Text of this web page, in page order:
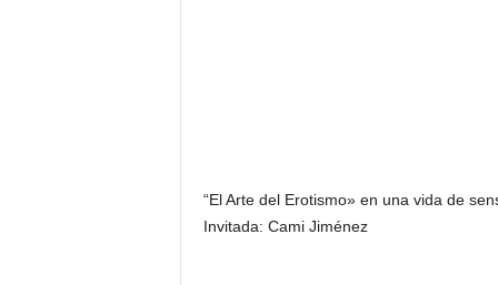
“El Arte del Erotismo» en una vida de
Invitada: Cami Jiménez